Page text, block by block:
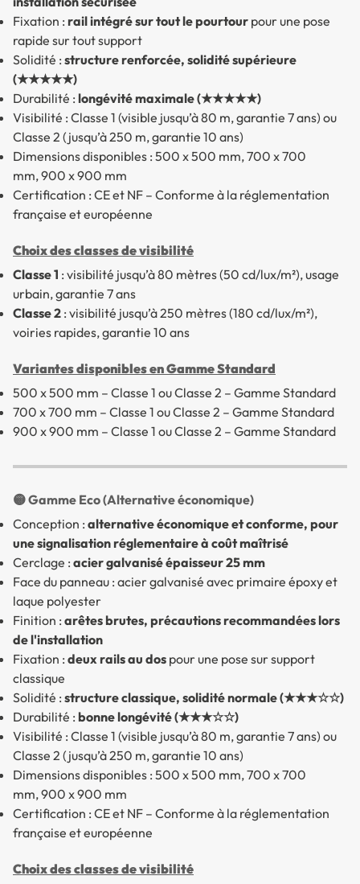
Fixation : rail intégré sur tout le pourtour pour une pose
rapide sur tout support
Solidité : structure renforcée, solidité supérieure
(★★★★★)
Durabilité : longévité maximale (★★★★★)
Visibilité : Classe 1 (visible jusqu’à 80 m, garantie 7 ans) ou
Classe 2 (jusqu’à 250 m, garantie 10 ans)
Dimensions disponibles : 500 x 500 mm, 700 x 700
mm, 900 x 900 mm
Certification : CE et NF – Conforme à la réglementation
française et européenne
Choix des classes de visibilité
Classe 1 : visibilité jusqu’à 80 mètres (50 cd/lux/m²), usage
urbain, garantie 7 ans
Classe 2 : visibilité jusqu’à 250 mètres (180 cd/lux/m²),
voiries rapides, garantie 10 ans
Variantes disponibles en Gamme Standard
500 x 500 mm – Classe 1 ou Classe 2 – Gamme Standard
700 x 700 mm – Classe 1 ou Classe 2 – Gamme Standard
900 x 900 mm – Classe 1 ou Classe 2 – Gamme Standard
🟡 Gamme Eco (Alternative économique)
Conception : alternative économique et conforme, pour
une signalisation réglementaire à coût maîtrisé
Cerclage : acier galvanisé épaisseur 25 mm
Face du panneau : acier galvanisé avec primaire époxy et
laque polyester
Finition : arêtes brutes, précautions recommandées lors
de l'installation
Fixation : deux rails au dos pour une pose sur support
classique
Solidité : structure classique, solidité normale (★★★☆☆)
Durabilité : bonne longévité (★★★☆☆)
Visibilité : Classe 1 (visible jusqu’à 80 m, garantie 7 ans) ou
Classe 2 (jusqu’à 250 m, garantie 10 ans)
Dimensions disponibles : 500 x 500 mm, 700 x 700
mm, 900 x 900 mm
Certification : CE et NF – Conforme à la réglementation
française et européenne
Choix des classes de visibilité